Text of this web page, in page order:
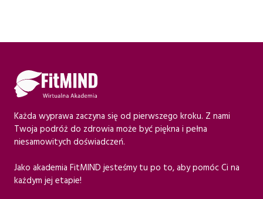
Każda wyprawa zaczyna się od pierwszego kroku. Z nami
Twoja podróż do zdrowia może być piękna i pełna
niesamowitych doświadczeń.
Jako akademia FitMIND jesteśmy tu po to, aby pomóc Ci na
każdym jej etapie!